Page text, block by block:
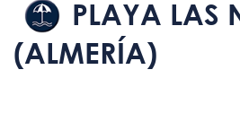
PLAYA LAS
(ALMERÍA)